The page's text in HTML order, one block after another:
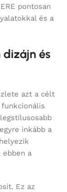
pontosan
és a
dizájn és
azt a célt
funkcionális
inkább a
a
Ez az